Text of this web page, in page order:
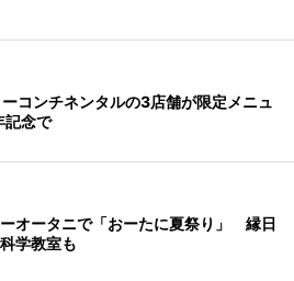
コンチネンタルの3店舗が限定メニュ
念で
オータニで「おーたに夏祭り」 縁日
学教室も